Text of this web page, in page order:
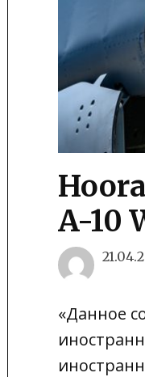
A-10
«Данное